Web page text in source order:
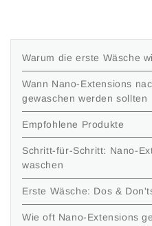
Warum die erste Wäsche
Wann Nano-Extensions
gewaschen werden sollten
Empfohlene Produkte
Schritt-für-Schritt: Nano-
waschen
Erste Wäsche: Dos &
Wie oft Nano-Extensions